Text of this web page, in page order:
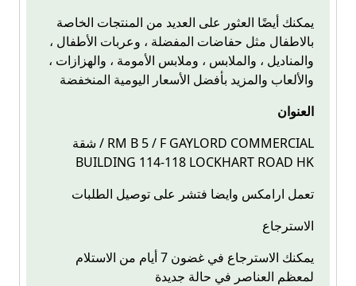
يمكنك أيضًا العثور على العديد من المنتجات الخاصة
بالاطفال مثل حفاضات المفضلة ، وعربات الأطفال ،
والمناديل ، والملابس ، وملابس الأمومة ، والهزازات ،
والألعاب والمزيد بأفضل الأسعار اليومية المنخفضة
العنوان
شقة / RM B 5 / F GAYLORD COMMERCIAL
BUILDING 114-118 LOCKHART ROAD HK
تعمل ارامكس وايضا فتشر على توصيل الطلبات
الاسترجاع
يمكنك الاسترجاع في غضون 7 أيام من الاستلام
لمعظم العناصر في حالة جديدة